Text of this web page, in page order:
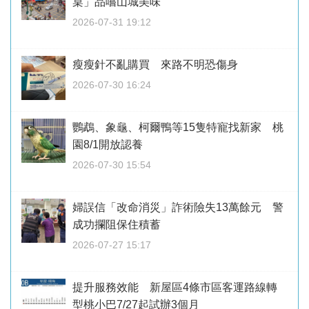
2026-07-31 19:12
瘦瘦針不亂購買 來路不明恐傷身
2026-07-30 16:24
鸚鵡、象龜、柯爾鴨等15隻特寵找新家 桃
園8/1開放認養
2026-07-30 15:54
婦誤信「改命消災」詐術險失13萬餘元 警
成功攔阻保住積蓄
2026-07-27 15:17
提升服務效能 新屋區4條市區客運路線轉
型桃小巴7/27起試辦3個月